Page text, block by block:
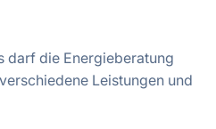
darf die Energieberatung
Leistungen und